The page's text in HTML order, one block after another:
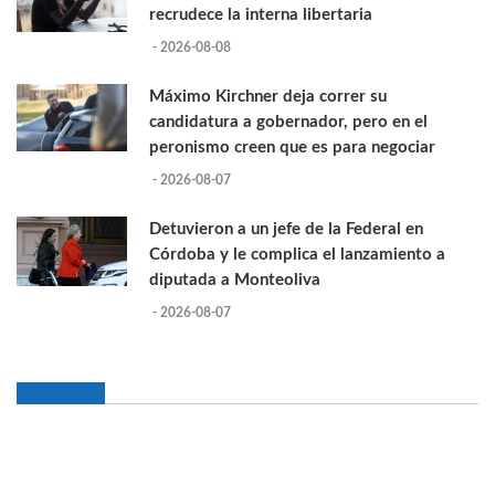
recrudece la interna libertaria
- 2026-08-08
Máximo Kirchner deja correr su
candidatura a gobernador, pero en el
peronismo creen que es para negociar
- 2026-08-07
Detuvieron a un jefe de la Federal en
Córdoba y le complica el lanzamiento a
diputada a Monteoliva
- 2026-08-07